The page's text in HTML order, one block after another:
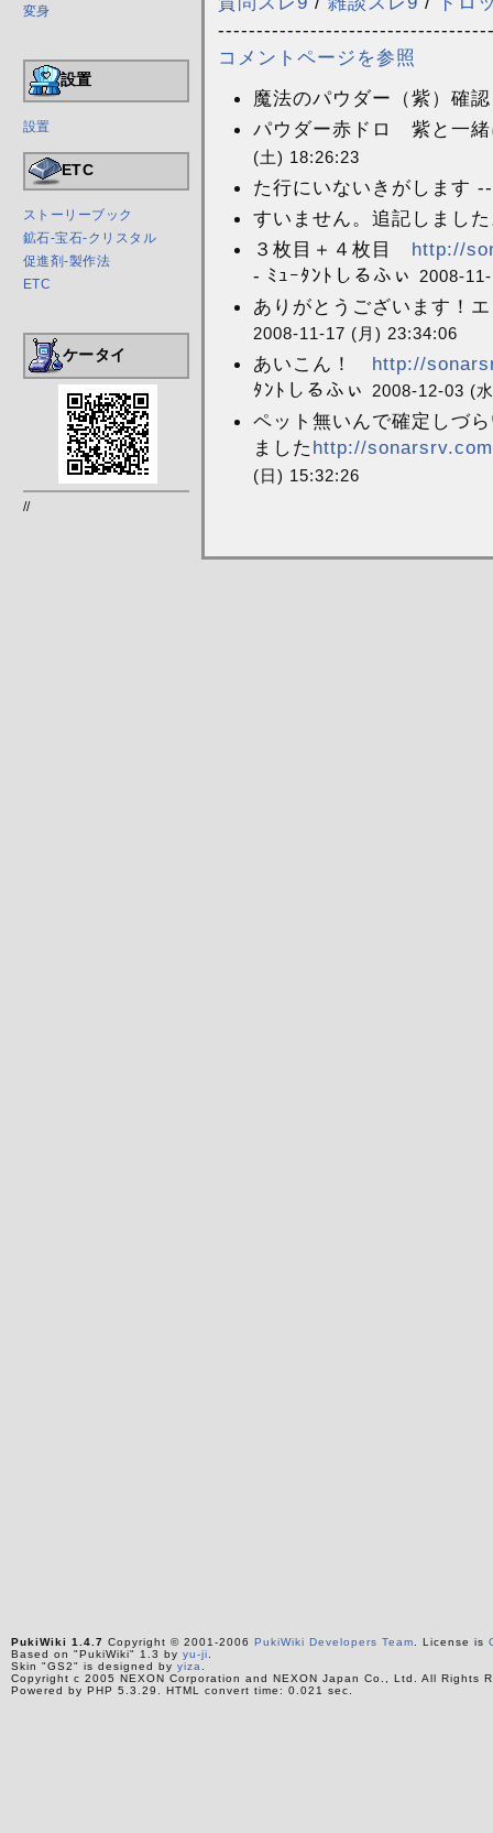
変身
設置
設置
ETC
ストーリーブック
鉱石-宝石-クリスタル
促進剤-製作法
ETC
ケータイ
//
コメントページを参照
魔法のパウダー（紫）確
パウダー赤ドロ 紫と一
(土) 18:26:23
た行にいないきがします
すいません。追記しまし
３枚目＋４枚目 http://
- ﾐｭｰﾀﾝﾄしるふぃ
2008-
ありがとうございます！
2008-11-17 (月) 23:34:06
あいこん！ http://
ﾀﾝﾄしるふぃ
2008-12-03 (
ペット無いんで確定しづ
ました http://
(日) 15:32:26
PukiWiki 1.4.7 Copyright © 2001-2006 PukiWiki Developers Team . License is
Based on "PukiWiki" 1.3 by yu-ji
Skin "GS2" is designed by yiza
Copyright c 2005 NEXON Corporation and NEXON Japan Co., Ltd. All Rights
Powered by PHP 5.3.29. HTML convert time: 0.021 sec.